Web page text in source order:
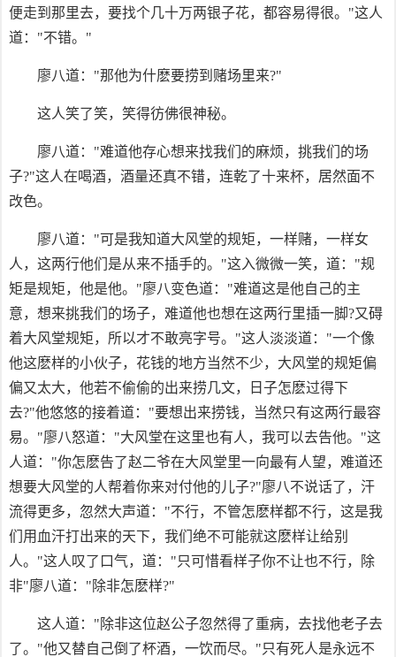
便走到那里去，要找个几十万两银子花，都容易得很。"这人
道："不错。"
廖八道："那他为什麽要捞到赌场里来?"
这人笑了笑，笑得彷佛很神秘。
廖八道："难道他存心想来找我们的麻烦，挑我们的场
子?"这人在喝酒，酒量还真不错，连乾了十来杯，居然面不
改色。
廖八道："可是我知道大风堂的规矩，一样赌，一样女
人，这两行他们是从来不插手的。"这入微微一笑，道："规
矩是规矩，他是他。"廖八变色道："难道这是他自己的主
意，想来挑我们的场子，难道他也想在这两行里插一脚?又碍
着大风堂规矩，所以才不敢亮字号。"这人淡淡道："一个像
他这麽样的小伙子，花钱的地方当然不少，大风堂的规矩偏
偏又太大，他若不偷偷的出来捞几文，日子怎麽过得下
去?"他悠悠的接着道："要想出来捞钱，当然只有这两行最容
易。"廖八怒道："大风堂在这里也有人，我可以去告他。"这
人道："你怎麽告了赵二爷在大风堂里一向最有人望，难道还
想要大风堂的人帮着你来对付他的儿子?"廖八不说话了，汗
流得更多，忽然大声道："不行，不管怎麽样都不行，这是我
们用血汗打出来的天下，我们绝不可能就这麽样让给别
人。"这人叹了口气，道："只可惜看样子你不让也不行，除
非"廖八道："除非怎麽样?"
这人道："除非这位赵公子忽然得了重病，去找他老子去
了。"他又替自己倒了杯酒，一饮而尽。"只有死人是永远不